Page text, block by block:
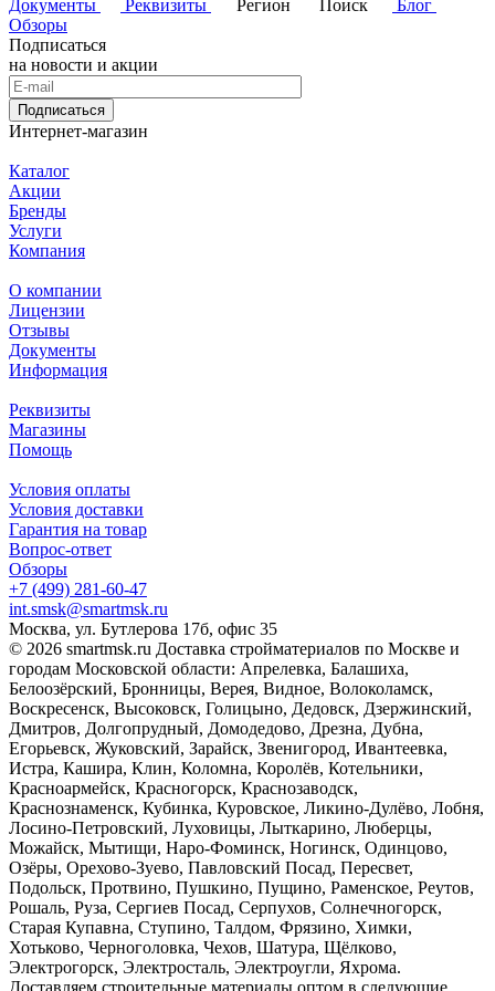
Документы Реквизиты Регион Поиск
Блог
Обзоры
Подписаться
на новости и акции
Подписаться
Интернет-магазин
Каталог
Акции
Бренды
Услуги
Компания
О компании
Лицензии
Отзывы
Документы
Информация
Реквизиты
Магазины
Помощь
Условия оплаты
Условия доставки
Гарантия на товар
Вопрос-ответ
Обзоры
+7 (499) 281-60-47
int.smsk@smartmsk.ru
Москва, ул. Бутлерова 17б, офис 35
© 2026 smartmsk.ru Доставка стройматериалов по Москве и
городам Московской области: Апрелевка, Балашиха,
Белоозёрский, Бронницы, Верея, Видное, Волоколамск,
Воскресенск, Высоковск, Голицыно, Дедовск, Дзержинский,
Дмитров, Долгопрудный, Домодедово, Дрезна, Дубна,
Егорьевск, Жуковский, Зарайск, Звенигород, Ивантеевка,
Истра, Кашира, Клин, Коломна, Королёв, Котельники,
Красноармейск, Красногорск, Краснозаводск,
Краснознаменск, Кубинка, Куровское, Ликино-Дулёво, Лобня,
Лосино-Петровский, Луховицы, Лыткарино, Люберцы,
Можайск, Мытищи, Наро-Фоминск, Ногинск, Одинцово,
Озёры, Орехово-Зуево, Павловский Посад, Пересвет,
Подольск, Протвино, Пушкино, Пущино, Раменское, Реутов,
Рошаль, Руза, Сергиев Посад, Серпухов, Солнечногорск,
Старая Купавна, Ступино, Талдом, Фрязино, Химки,
Хотьково, Черноголовка, Чехов, Шатура, Щёлково,
Электрогорск, Электросталь, Электроугли, Яхрома.